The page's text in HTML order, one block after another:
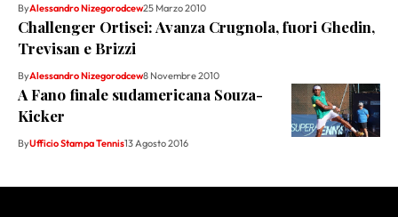
ByAlessandro Nizegorodcew25 Marzo 2010
Challenger Ortisei: Avanza Crugnola, fuori Ghedin,
Trevisan e Brizzi
ByAlessandro Nizegorodcew8 Novembre 2010
A Fano finale sudamericana Souza-
Kicker
ByUfficio Stampa Tennis13 Agosto 2016